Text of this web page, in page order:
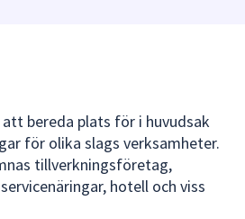
under
fältet.
Använd
piltangenterna
för
bereda plats för i huvudsak
för olika slags verksamheter.
tillverkningsföretag,
hotell och viss